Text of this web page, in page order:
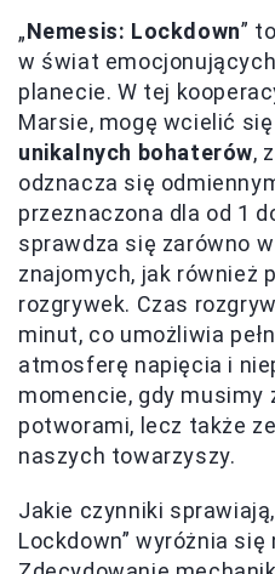
„Nemesis: Lockdown”
w świat
planecie. W tej
Marsie, mogę wcielić
unikalnych bohaterów,
odznacza się
przeznaczona dla od 1
sprawdza się zarówno
znajomych, jak również
rozgrywek. Czas
minut, co umożliwia
atmosferę napięcia i
momencie, gdy musimy
potworami, lecz także
naszych towarzyszy.
Jakie czynniki
Lockdown” wyróżnia